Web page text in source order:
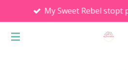
direct
naar
My Sweet Rebel stopt